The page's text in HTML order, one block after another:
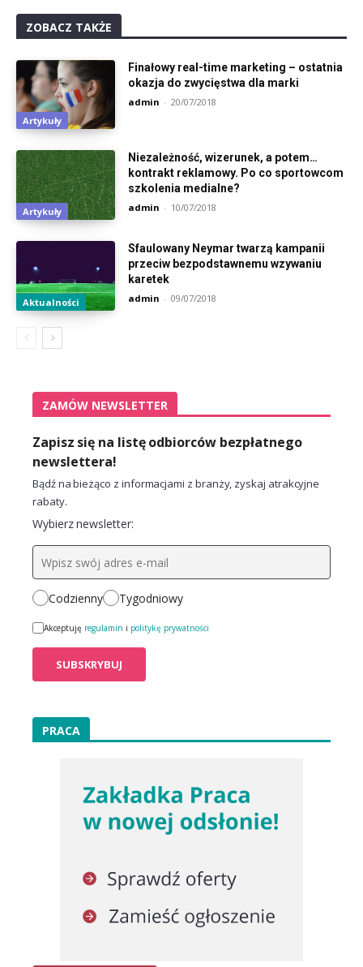
ZOBACZ TAKŻE
Artykuły
Finałowy real-time marketing – ostatnia
okazja do zwycięstwa dla marki
admin - 20/07/2018
Artykuły
Niezależność, wizerunek, a potem…
kontrakt reklamowy. Po co sportowcom
szkolenia medialne?
admin - 10/07/2018
Aktualności
Sfaulowany Neymar twarzą kampanii
przeciw bezpodstawnemu wzywaniu
karetek
admin - 09/07/2018
ZAMÓW NEWSLETTER
Zapisz się na listę odbiorców bezpłatnego
newslettera!
Bądź na bieżąco z informacjami z branży, zyskaj atrakcyjne
rabaty.
Wybierz newsletter:
Codzienny Tygodniowy
Akceptuję regulamin i politykę prywatności
PRACA